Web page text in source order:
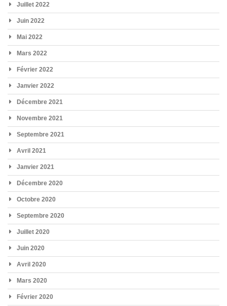
Juillet 2022
Juin 2022
Mai 2022
Mars 2022
Février 2022
Janvier 2022
Décembre 2021
Novembre 2021
Septembre 2021
Avril 2021
Janvier 2021
Décembre 2020
Octobre 2020
Septembre 2020
Juillet 2020
Juin 2020
Avril 2020
Mars 2020
Février 2020